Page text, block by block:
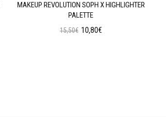
MAKEUP REVOLUTION SOPH X HIGHLIGHTER
PALETTE
15,50€ 10,80€